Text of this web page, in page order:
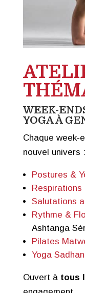
WEEK-
YOGA À
Chaque week-
nouvel univers :
Postures &
Salutations
Rythme &
Ashtanga
Pilates
Yoga
Ouvert à tous